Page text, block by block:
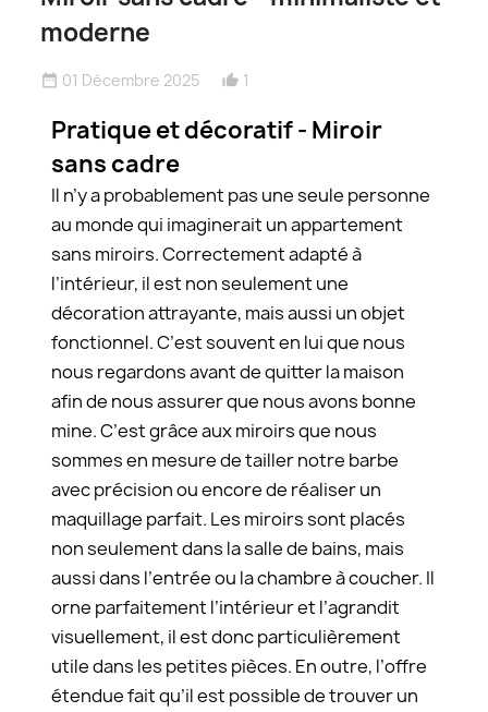
moderne
date_range 01 Décembre 2025 thumb_up_alt 1
Pratique et décoratif - Miroir
sans cadre
Il n’y a probablement pas une seule personne
au monde qui imaginerait un appartement
sans miroirs. Correctement adapté à
l’intérieur, il est non seulement une
décoration attrayante, mais aussi un objet
fonctionnel. C’est souvent en lui que nous
nous regardons avant de quitter la maison
afin de nous assurer que nous avons bonne
mine. C’est grâce aux miroirs que nous
sommes en mesure de tailler notre barbe
avec précision ou encore de réaliser un
maquillage parfait. Les miroirs sont placés
non seulement dans la salle de bains, mais
aussi dans l’entrée ou la chambre à coucher. Il
orne parfaitement l’intérieur et l’agrandit
visuellement, il est donc particulièrement
utile dans les petites pièces. En outre, l’offre
étendue fait qu’il est possible de trouver un